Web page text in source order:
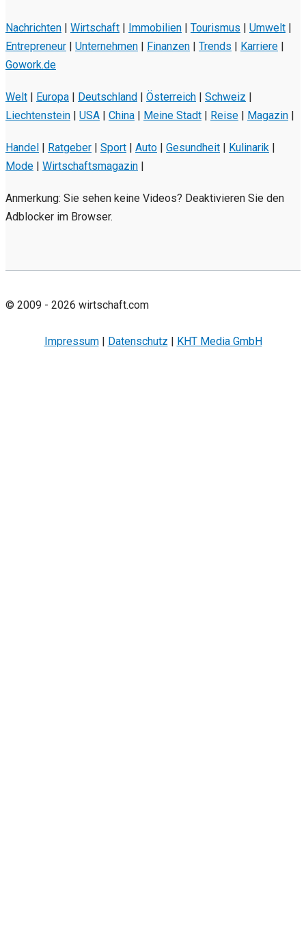
Nachrichten | Wirtschaft | Immobilien | Tourismus | Umwelt |
Entrepreneur | Unternehmen | Finanzen | Trends | Karriere |
Gowork.de
Welt | Europa | Deutschland | Österreich | Schweiz |
Liechtenstein | USA | China | Meine Stadt | Reise | Magazin |
Handel | Ratgeber | Sport | Auto | Gesundheit | Kulinarik |
Mode | Wirtschaftsmagazin |
Anmerkung: Sie sehen keine Videos? Deaktivieren Sie den
Adblocker im Browser.
© 2009 - 2026 wirtschaft.com
Impressum| Datenschutz | KHT Media GmbH